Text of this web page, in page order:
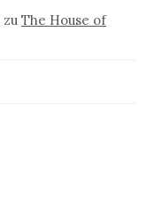
zu The House of